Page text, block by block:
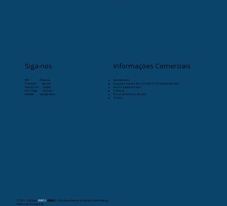
Siga-nos
RSS
Pinterest
Facebook
Deezer
Instagram
Spotify
WhatsApp
YouTube
Linkedin
Google News
Informações Comerciais
Atendimento:
Segunda a sexta-feira das 8h as 17h (exceto feriado)
Livraria Especializada:
24 horas
Prazo de Entrega (Brasil):
30 dias
© 2021- 2026por LIVROSVIKINGS . Orgulhosamente criado pela Livros Vikings.
Política de Privacidade